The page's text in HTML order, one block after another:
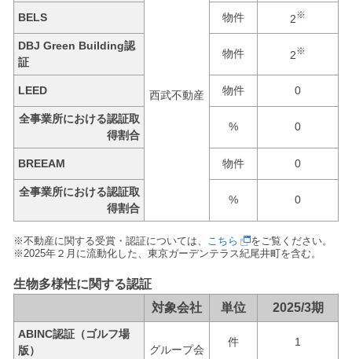
西武不動産
BELS 物件 2※
DBJ Green Building認
証
物件 2※
LEED 物件 0
全事業所における認証取
得割合
% 0
BREEAM 物件 0
全事業所における認証取
得割合
% 0
※不動産に関する受賞・認証については、 こちら
をご覧ください。
※2025年２月に流動化した、東京ガーデンテラス紀尾井町を含む。
生物多様性に関する認証
対象会社
単位 2025/3期
ABINC認証（ゴルフ場
版）
グループ会
件 1